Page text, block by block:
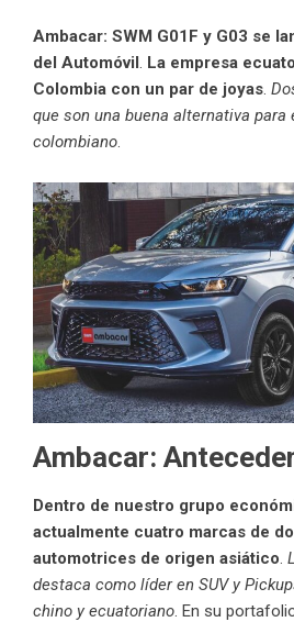
Ambacar: SWM G01F y G03 se
del Automóvil . La empresa
Colombia con un par de joyas.
que son una buena alternativa para
colombiano.
Ambacar:
Dentro de nuestro grupo
actualmente cuatro marcas de
automotrices de origen asiático
destaca como líder en SUV y
chino y ecuatoriano . En su